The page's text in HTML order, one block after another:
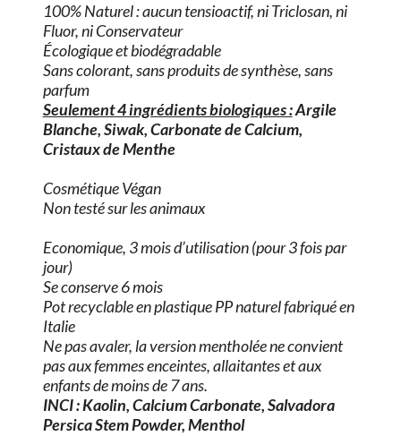
100% Naturel : aucun tensioactif, ni Triclosan, ni
Fluor, ni Conservateur
Écologique et biodégradable
Sans colorant, sans produits de synthèse, sans
parfum
Seulement 4 ingrédients biologiques :Argile
Blanche, Siwak, Carbonate de Calcium,
Cristaux de Menthe
Cosmétique Végan
Non testé sur les animaux
Economique, 3 mois d’utilisation (pour 3 fois par
jour)
Se conserve 6 mois
Pot recyclable en plastique PP naturel fabriqué en
Italie
Ne pas avaler, la version mentholée ne convient
pas aux femmes enceintes, allaitantes et aux
enfants de moins de 7 ans.
INCI : Kaolin, Calcium Carbonate, Salvadora
Persica Stem Powder, Menthol